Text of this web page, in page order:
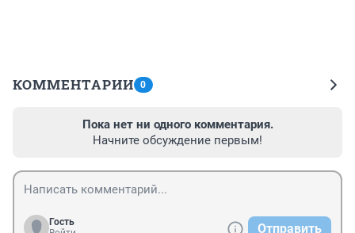
КОММЕНТАРИИ 0
Пока нет ни одного комментария.
Начните обсуждение первым!
Гость
Отправить